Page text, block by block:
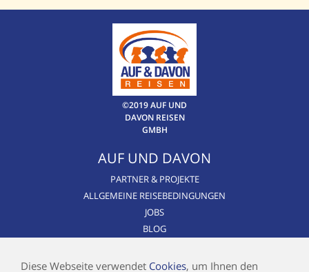
Diese Webseite verwendet Cookies, um Ihnen den
©2019 AUF UND
DAVON REISEN
GMBH
AUF UND DAVON
PARTNER & PROJEKTE
ALLGEMEINE REISEBEDINGUNGEN
JOBS
BLOG
AIRLINE BLACKLIST